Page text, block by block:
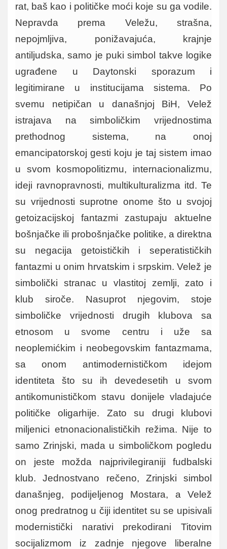
rat, baš kao i političke moći koje su ga vodile.
Nepravda prema Veležu, strašna,
nepojmljiva, ponižavajuća, krajnje
antiljudska, samo je puki simbol takve logike
ugrađene u Daytonski sporazum i
legitimirane u institucijama sistema. Po
svemu netipičan u današnjoj BiH, Velež
istrajava na simboličkim vrijednostima
prethodnog sistema, na onoj
emancipatorskoj gesti koju je taj sistem imao
u svom kosmopolitizmu, internacionalizmu,
ideji ravnopravnosti, multikulturalizma itd. Te
su vrijednosti suprotne onome što u svojoj
getoizacijskoj fantazmi zastupaju aktuelne
bošnjačke ili probošnjačke politike, a direktna
su negacija getoističkih i seperatističkih
fantazmi u onim hrvatskim i srpskim. Velež je
simbolički stranac u vlastitoj zemlji, zato i
klub siroče. Nasuprot njegovim, stoje
simboličke vrijednosti drugih klubova sa
etnosom u svome centru i uže sa
neoplemićkim i neobegovskim fantazmama,
sa onom antimodernističkom idejom
identiteta što su ih devedesetih u svom
antikomunističkom stavu donijele vladajuće
političke oligarhije. Zato su drugi klubovi
miljenici etnonacionalističkih režima. Nije to
samo Zrinjski, mada u simboličkom pogledu
on jeste možda najprivilegiraniji fudbalski
klub. Jednostvano rečeno, Zrinjski simbol
današnjeg, podijeljenog Mostara, a Velež
onog predratnog u čiji identitet su se upisivali
modernistički narativi prekodirani Titovim
socijalizmom iz zadnje njegove liberalne